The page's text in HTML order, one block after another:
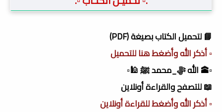
📘 لتحميل الكتاب بصيغة (PDF)
▫️ أذكر الله وأضغط هنا للتحميل
▫️🕋 الله ﷻ_محمد ﷺ 🕌▫️
📖 للتصفح والقراءة أونلاين
▫️ أذكر الله وأضغط للقراءة أونلاين